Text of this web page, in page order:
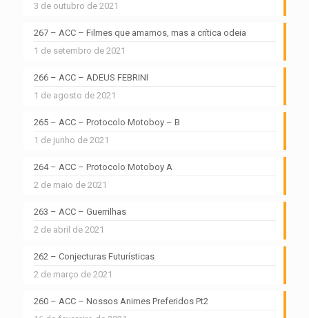
3 de outubro de 2021
267 – ACC – Filmes que amamos, mas a crítica odeia
1 de setembro de 2021
266 – ACC – ADEUS FEBRINI
1 de agosto de 2021
265 – ACC – Protocolo Motoboy – B
1 de junho de 2021
264 – ACC – Protocolo Motoboy A
2 de maio de 2021
263 – ACC – Guerrilhas
2 de abril de 2021
262 – Conjecturas Futurísticas
2 de março de 2021
260 – ACC – Nossos Animes Preferidos Pt2